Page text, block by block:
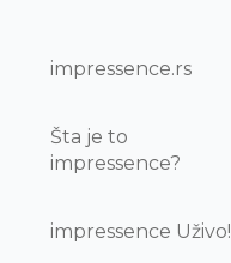
impressence.rs
Šta je to
impressence?
impressence Uživo!